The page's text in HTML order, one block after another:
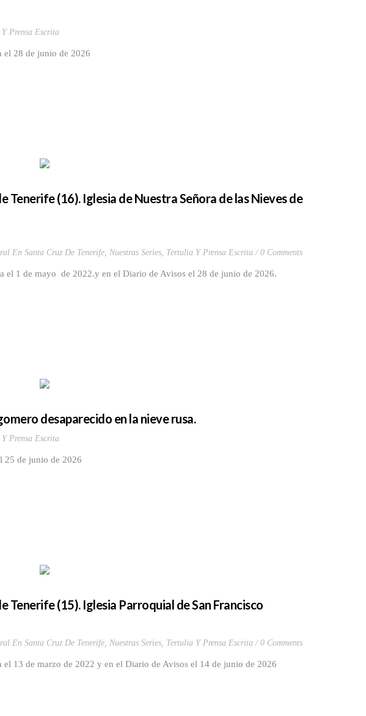
Prensa Escrita
el 28 de junio de 2026
Tenerife (16). Iglesia de Nuestra Señora de las Nieves de
En Santa Cruz De Tenerife, Nuestras Series, Tertulia Y Prensa Escrita 0 Comments
el 1 de mayo de 2022.y en el Diario de Avisos el 28 de junio de 2026.
desaparecido en la nieve rusa.
Prensa Escrita
25 de junio de 2026
Tenerife (15). Iglesia Parroquial de San Francisco
En Santa Cruz De Tenerife, Nuestras Series, Tertulia Y Prensa Escrita 0 Comments
13 de marzo de 2022 y en el Diario de Avisos el 14 de junio de 2026